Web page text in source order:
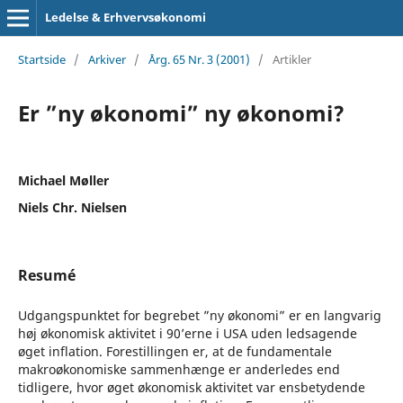
Ledelse & Erhvervsøkonomi
Startside / Arkiver / Årg. 65 Nr. 3 (2001) / Artikler
Er ”ny økonomi” ny økonomi?
Michael Møller
Niels Chr. Nielsen
Resumé
Udgangspunktet for begrebet ”ny økonomi” er en langvarig
høj økonomisk aktivitet i 90’erne i USA uden ledsagende
øget inflation. Forestillingen er, at de fundamentale
makroøkonomiske sammenhænge er anderledes end
tidligere, hvor øget økonomisk aktivitet var ensbetydende